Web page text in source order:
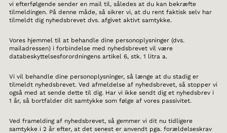
vi efterfølgende sender en mail til, således at du kan bekræfte
tilmeldingen. På denne måde, så sikrer vi, at du rent faktisk selv har
tilmeldt dig nyhedsbrevet dvs. afgivet aktivt samtykke.
Vores hjemmel til at behandle dine personoplysninger (dvs.
mailadressen) i forbindelse med nyhedsbrevet vil være
databeskyttelsesforordningens artikel 6, stk. 1 litra a.
Vi vil behandle dine personoplysninger, så længe at du stadig er
tilmeldt nyhedsbrevet. Ved afmeldelse af nyhedsbrevet, så stopper vi
også med at sende dette til dig. Har vi ikke sendt dig et nyhedsbrev i
1 år, så bortfalder dit samtykke som følge af vores passivitet.
Ved framelding af nyhedsbrevet, så gemmer vi dit nu tidligere
samtykke i 2 år efter, at det senest er anvendt pga. forældelseskrav